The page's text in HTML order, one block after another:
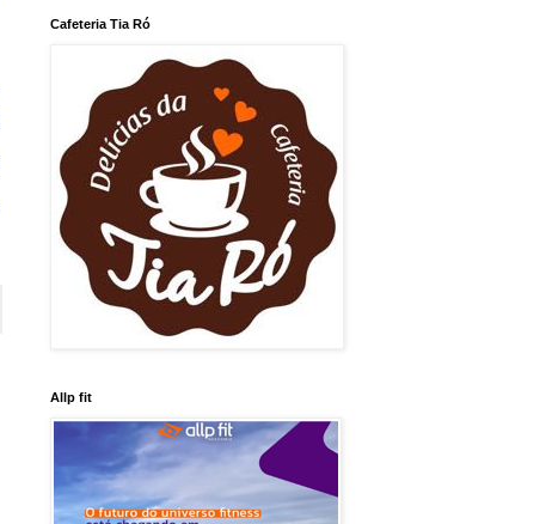
Cafeteria Tia Ró
Allp fit